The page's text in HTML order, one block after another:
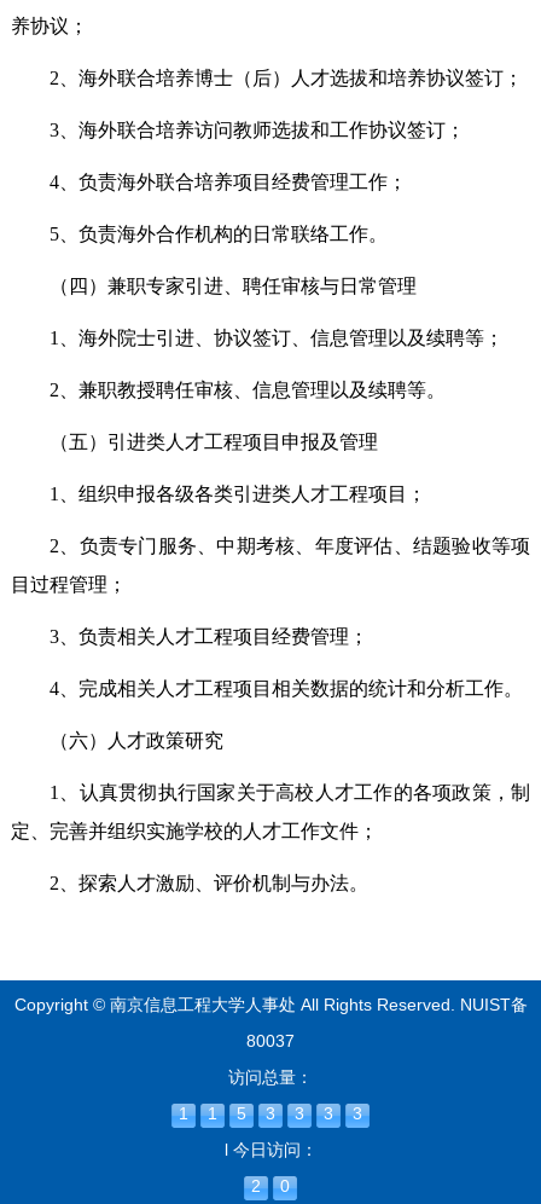
养协议；
2、海外联合培养博士（后）人才选拔和培养协议签订；
3、海外联合培养访问教师选拔和工作协议签订；
4、负责海外联合培养项目经费管理工作；
5、负责海外合作机构的日常联络工作。
（四）兼职专家引进、聘任审核与日常管理
1、海外院士引进、协议签订、信息管理以及续聘等；
2、兼职教授聘任审核、信息管理以及续聘等。
（五）引进类人才工程项目申报及管理
1、组织申报各级各类引进类人才工程项目；
2、负责专门服务、中期考核、年度评估、结题验收等项
目过程管理；
3、负责相关人才工程项目经费管理；
4、完成相关人才工程项目相关数据的统计和分析工作。
（六） 人才政策研究
1、认真贯彻执行国家关于高校人才工作的各项政策，制
定、完善并组织实施学校的人才工作文件；
2、探索人才激励、评价机制与办法。
Copyright © 南京信息工程大学人事处 All Rights Reserved.
NUIST备
80037
访问总量：
1
1 5 3 3 3
3
l 今日访问：
2
0